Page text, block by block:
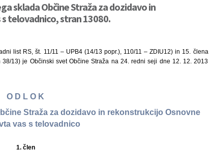
sklada Občine Straža za dozidavo in
telovadnico, stran 13080.
list RS, št. 11/11 – UPB4 (14/13 popr.), 110/11 – ZDIU12) in 15. člena
13) je Občinski svet Občine Straža na 24. redni seji dne 12. 12. 2013
O D L O K
Straža za dozidavo in rekonstrukcijo Osnovne
vas s telovadnico
1. člen